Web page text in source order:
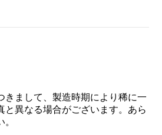
まして、製造時期により稀に一
と異なる場合がございます。あら